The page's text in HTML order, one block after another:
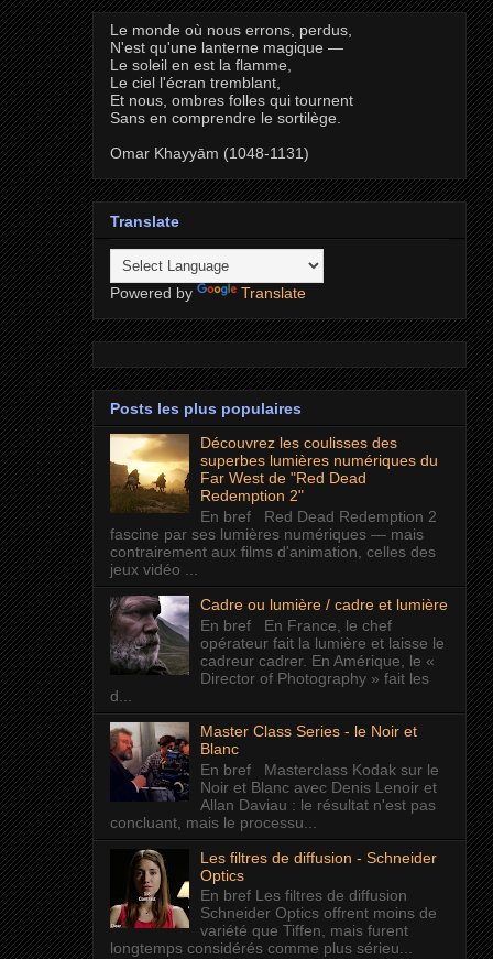
Le monde où nous errons, perdus,
N'est qu'une lanterne magique —
Le soleil en est la flamme,
Le ciel l'écran tremblant,
Et nous, ombres folles qui tournent
Sans en comprendre le sortilège.
Omar Khayyām (1048-1131)
Translate
Powered by Translate
Posts les plus populaires
Découvrez les coulisses des
superbes lumières numériques du
Far West de "Red Dead
Redemption 2"
En bref Red Dead Redemption 2
fascine par ses lumières numériques — mais
contrairement aux films d'animation, celles des
jeux vidéo ...
Cadre ou lumière / cadre et lumière
En bref En France, le chef
opérateur fait la lumière et laisse le
cadreur cadrer. En Amérique, le «
Director of Photography » fait les
d...
Master Class Series - le Noir et
Blanc
En bref Masterclass Kodak sur le
Noir et Blanc avec Denis Lenoir et
Allan Daviau : le résultat n'est pas
concluant, mais le processu...
Les filtres de diffusion - Schneider
Optics
En bref Les filtres de diffusion
Schneider Optics offrent moins de
variété que Tiffen, mais furent
longtemps considérés comme plus sérieu...